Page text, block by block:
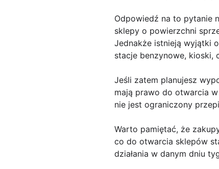
Odpowiedź na to pytanie
sklepy o powierzchni
Jednakże istnieją wyjątki
stacje benzynowe, kioski,
Jeśli zatem planujesz
mają prawo do otwarcia
nie jest ograniczony
Warto pamiętać, że
co do otwarcia sklepów
działania w danym dniu